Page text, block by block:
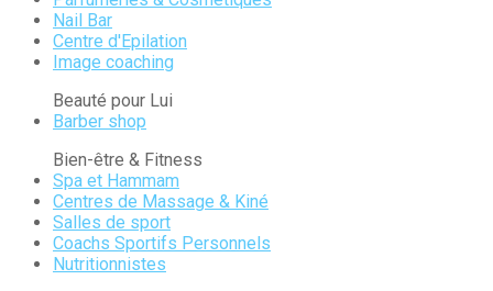
Nail Bar
Centre d'Epilation
Image coaching
Beauté pour Lui
Barber shop
Bien-être & Fitness
Spa et Hammam
Centres de Massage & Kiné
Salles de sport
Coachs Sportifs Personnels
Nutritionnistes